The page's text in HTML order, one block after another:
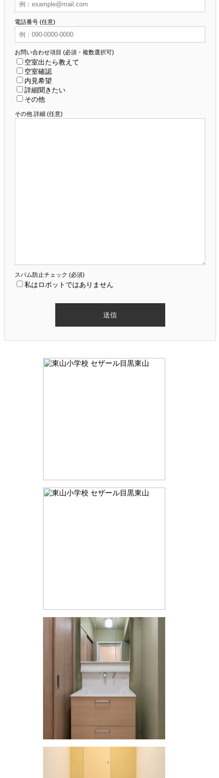
電話番号 (任意)
お問い合わせ項目 (必須・複数選択可)
空室出たら教えて
空室確認
内見希望
詳細聞きたい
その他
その他 詳細 (任意)
スパム防止チェック (必須)
私はロボットではありません